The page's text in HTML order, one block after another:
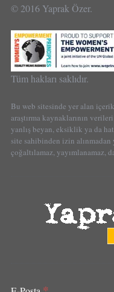
© 2016 Yaprak Özer.
Tüm hakları saklıdır.
Bu web sitesinde yer alan
araştırma kaynaklarının
yanlış beyan, eksiklik ya da
site sahibinden izin
çoğaltılamaz, yayımlanamaz,